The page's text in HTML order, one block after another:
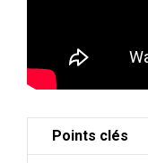
Points clés